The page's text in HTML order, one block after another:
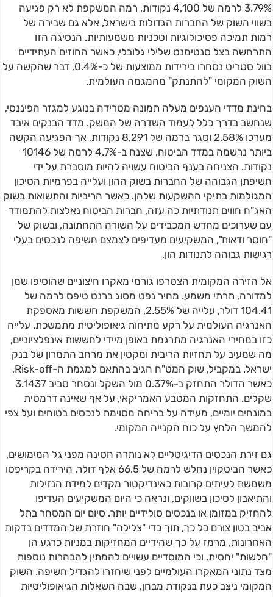
3.79% לרמה של 4,100 נקודות, רמה המשקפת לא רק פגיעה
בשווי השוק של החברות הגדולות בישראל, אלא גם שבירה של
רמות תמיכה פסיכולוגיות וטכניות משמעותיות. הנסיגה הזו
התרחשה בצל סנטימנט שלילי גלובלי, כאשר החוזים העתידיים
בוול סטריט נסחרו בירידות ממוצעות של כ-0.4%, דבר שהקשה על
השוק המקומי "להתנתק" מהמגמה העולמית.
בחינת מדדי הענפים מעלה תמונה מטרידה בנוגע למגזר הפיננסי,
שנחשב בדרך כלל לעמוד השדרה של המשק. מדד הבנקים איבד
מערכו 2.58% וסגר ברמה של 8,291 נקודות, אך הפגיעה הקשה
ביותר נרשמה במדד הביטוח, שצנח ב-4.7% לרמה של 10146
נקודות. הצניחה בענף הביטוח עשויה להיות מוסברת על ידי
חשיפתן הגבוהה של החברות בשוק ההון ועלייה בפרמיות הסיכון
המגולמות בתיקי ההשקעות שלהן. כאשר הריביות והתשואות בשוק
האג"ח חווים תנודתיות כה עזה, חברות הביטוח נאלצות להתמודד
עם שערוכים מחדש המכבידים על השורה התחתונה, ובשוק של
"חוסר ודאות", המשקיעים מעדיפים לצמצם חשיפה לנכסים בעלי
רגישות גבוהה לתנודות הון.
אל הזירה המקומית הצטרפו גורמי מאקרו חיצוניים שהוסיפו שמן
למדורה, תרתי משמע. מחיר נפט מסוג ברנט טיפס לרמה של
104.41 דולר, עלייה של 2.55%, המשקפת חששות מאספקת
האנרגיה העולמית על רקע מתיחות גיאופוליטית מתמשכת. עלייה
כזו במחירי האנרגיה מתרגמת באופן מיידי לחששות אינפלציוניים,
מה שמעיב על תחזיות הריבית ומקטין את מרחב התמרון של בנק
ישראל. במקביל, שוק המט"ח הגיב בהתאם למגמת ה-Risk-off,
כאשר הדולר התחזק ב-0.37% מול השקל ונסחר סביב 3.1437
שקלים. התחזקות המטבע האמריקאי, על אף שאינה דרמטית
במונחים יומיים, מעידה על בריחה מסוימת לנכסים בטוחים ועל צפי
להמשך הלחץ על כוח הקנייה המקומי.
גם זירת הנכסים הדיגיטליים לא נותרה חסינה מפני גל המימושים,
כאשר הביטקוין נחלש לרמה של 66.5 אלף דולר. הירידה בקריפטו
משמשת לעיתים קרובות כאינדיקטור מקדים למידת הנזילות
והתיאבון לסיכון בשווקים, ונראה כי היום המשקיעים העדיפו
להחזיק במזומן או בנכסים סולידיים יותר. סיום יום המסחר בתל
אביב בטון צורם כל כך, תוך כדי "צלילה" חוזרת של המדדים בדקות
האחרונות, מרמז על כך שהידיים המחזיקות במניות כרגע הן
"חלשות" יחסית, וכי המוסדיים עשויים להמתין להבהרות נוספות
מצד נתוני המאקרו העולמיים לפני שיחזרו להגדיל חשיפה. השוק
המקומי ניצב כעת בנקודת מבחן, שבה השאלות הגיאופוליטיות